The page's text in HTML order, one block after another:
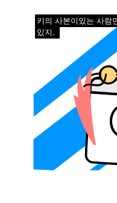
키의 사본이있는 사람
있지.